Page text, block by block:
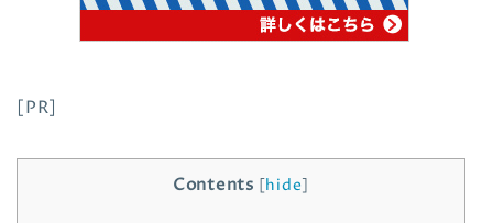
[PR]
Contents [hide]